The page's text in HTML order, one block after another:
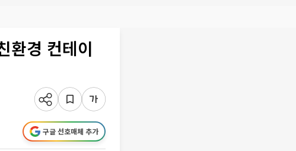
환경 컨테이
구글 선호매체 추가